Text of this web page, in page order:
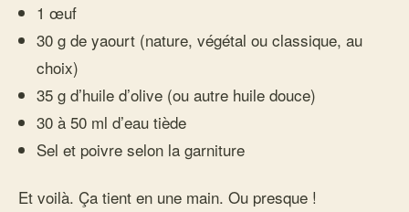
1 œuf
30 g de yaourt (nature, végétal ou classique, au
choix)
35 g d’huile d’olive (ou autre huile douce)
30 à 50 ml d’eau tiède
Sel et poivre selon la garniture
Et voilà. Ça tient en une main. Ou presque !